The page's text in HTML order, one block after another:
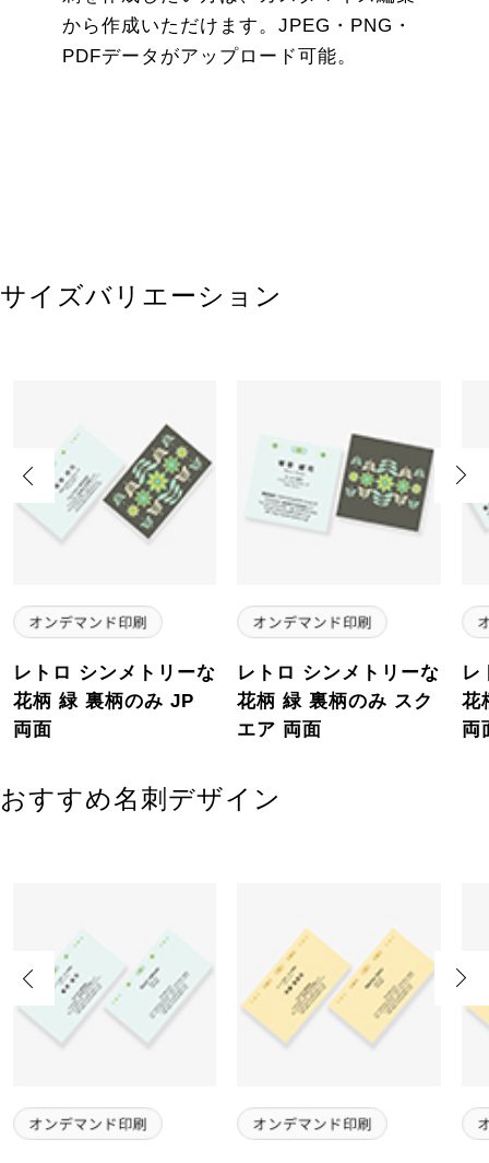
から作成いただけます。JPEG・PNG・
PDFデータがアップロード可能。
サイズバリエーション
レトロ シンメトリーな
花柄 緑 裏柄のみ JP
両面
レトロ シンメトリーな
花柄 緑 裏柄のみ スク
エア 両面
レ
花
両
Previous Next
おすすめ名刺デザイン
Previous Next